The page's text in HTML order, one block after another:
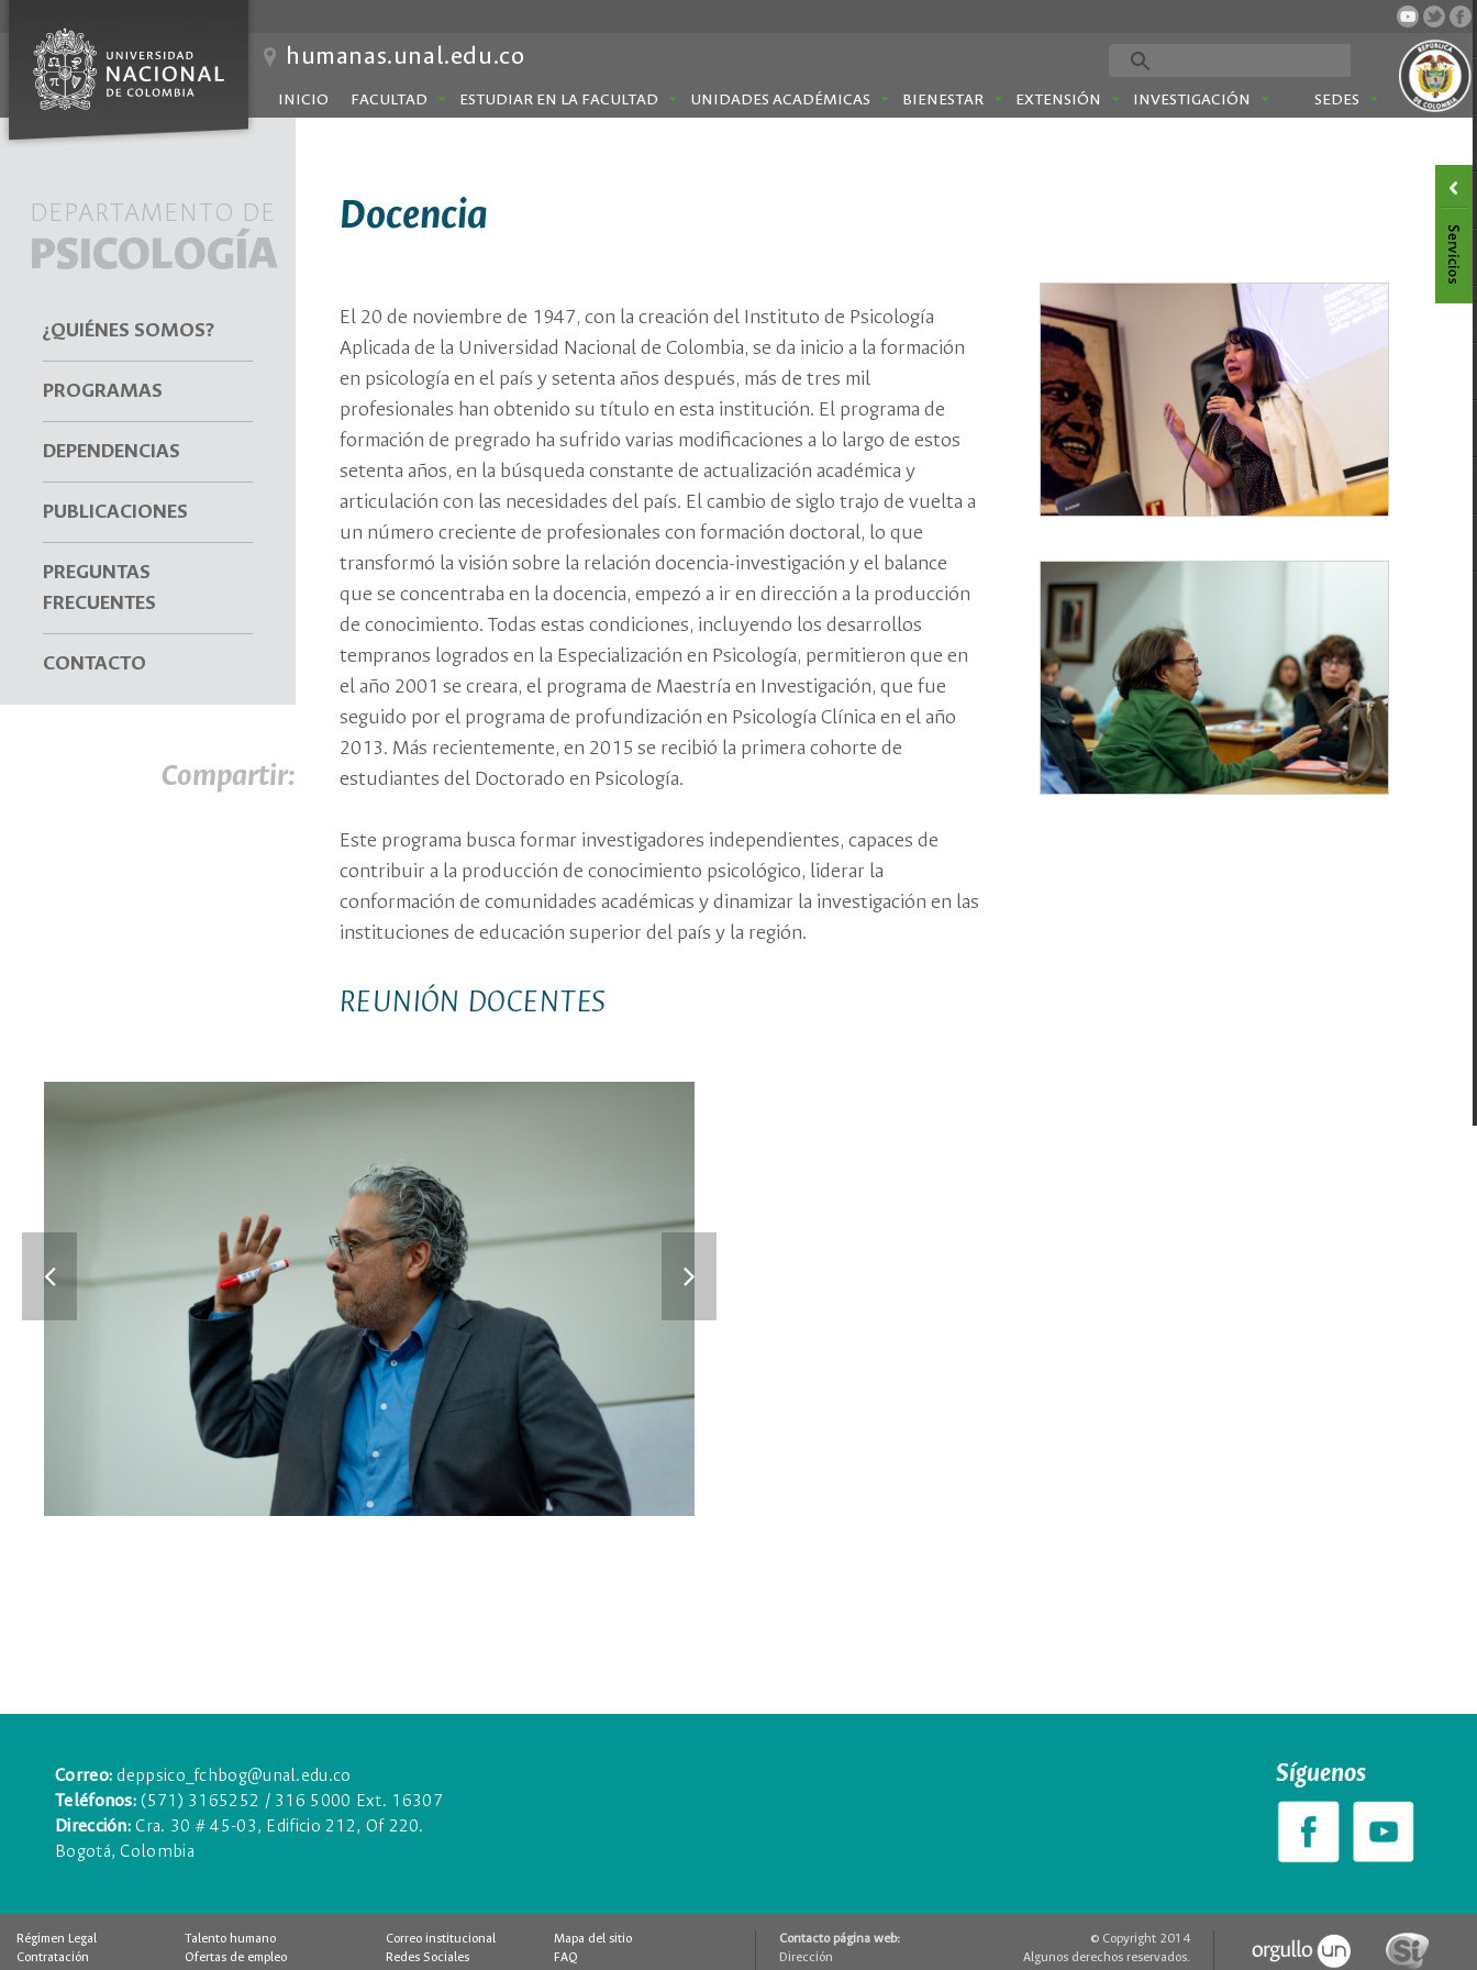
humanas.unal.edu.co
INICIO FACULTAD ESTUDIAR EN LA FACULTAD UNIDADES ACADÉMICAS BIENESTAR EXTENSIÓN INVESTIGACIÓN SEDES
DEPARTAMENTO DE
PSICOLOGÍA
¿QUIÉNES SOMOS?
PROGRAMAS
DEPENDENCIAS
PUBLICACIONES
PREGUNTAS
FRECUENTES
CONTACTO
Compartir:
Docencia
El 20 de noviembre de 1947, con la creación del Instituto de Psicología
Aplicada de la Universidad Nacional de Colombia, se da inicio a la formación
en psicología en el país y setenta años después, más de tres mil
profesionales han obtenido su título en esta institución. El programa de
formación de pregrado ha sufrido varias modificaciones a lo largo de estos
setenta años, en la búsqueda constante de actualización académica y
articulación con las necesidades del país. El cambio de siglo trajo de vuelta a
un número creciente de profesionales con formación doctoral, lo que
transformó la visión sobre la relación docencia-investigación y el balance
que se concentraba en la docencia, empezó a ir en dirección a la producción
de conocimiento. Todas estas condiciones, incluyendo los desarrollos
tempranos logrados en la Especialización en Psicología, permitieron que en
el año 2001 se creara, el programa de Maestría en Investigación, que fue
seguido por el programa de profundización en Psicología Clínica en el año
2013. Más recientemente, en 2015 se recibió la primera cohorte de
estudiantes del Doctorado en Psicología.
Este programa busca formar investigadores independientes, capaces de
contribuir a la producción de conocimiento psicológico, liderar la
conformación de comunidades académicas y dinamizar la investigación en las
instituciones de educación superior del país y la región.
REUNIÓN DOCENTES
Correo:deppsico_fchbog@unal.edu.co
Teléfonos:(571) 3165252 / 316 5000 Ext. 16307
Dirección:Cra. 30 # 45-03, Edificio 212, Of 220.
Bogotá, Colombia
Síguenos
Régimen Legal
Talento humano
Contratación
Ofertas de empleo
Correo institucional
Mapa del sitio
Redes Sociales
FAQ
Contacto página web:
Dirección
© Copyright 2014
Algunos derechos reservados.